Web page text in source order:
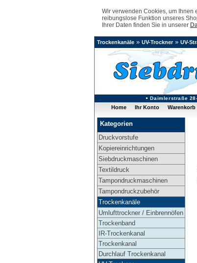
Wir verwenden Cookies, um
reibungslose Funktion unseres
Ihrer Daten finden Sie in unserer
Daimlerstraße
Trockenkanäle » UV-Trockner» UV-
Home Ihr Konto Warenkorb
Kategorien
Druckvorstufe
Kopiereinrichtungen
Siebdruckmaschinen
Textildruck
Tampondruckmaschinen
Tampondruckzubehör
Trockenkanäle
Umlufttrockner / Einbrennöfen
Trockenband
IR-Trockenkanal
Trockenkanal
Durchlauf Trockenkanal